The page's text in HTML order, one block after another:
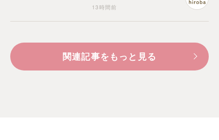
13時間前
関連記事をもっと見る